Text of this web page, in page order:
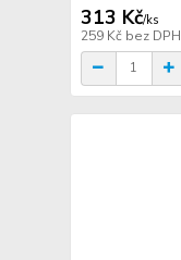
313 Kč/ks
259 Kč bez DPH